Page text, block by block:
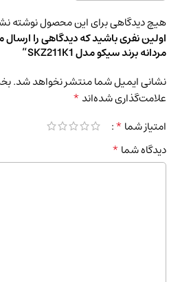
هیچ دیدگاهی برای این محصول نوشته
اولین نفری باشید که دیدگاهی را
مردانه برند سیکو مدل SKZ211K1”
نشانی ایمیل شما منتشر نخواهد شد.
علامت‌گذاری شده‌اند*
امتیاز شما*
دیدگاه شما*